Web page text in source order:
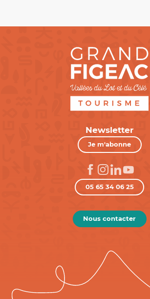
Newsletter
Je m'abonne
05 65 34 06 25
Nous contacter